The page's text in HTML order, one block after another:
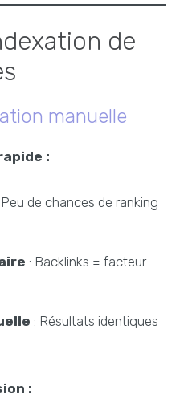
de
manuelle
:
Peu de chances de ranking
: Backlinks = facteur
: Résultats identiques
: